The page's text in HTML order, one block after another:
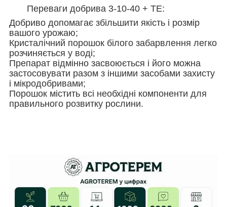
Переваги добрива 3-10-40 + TE:
Добриво допомагає збільшити якість і розмір
вашого урожаю;
Кристалічний порошок білого забарвлення легко
розчиняється у воді;
Препарат відмінно засвоюється і його можна
застосовувати разом з іншими засобами захисту
і мікродобривами;
Порошок містить всі необхідні компоненти для
правильного розвитку рослини.